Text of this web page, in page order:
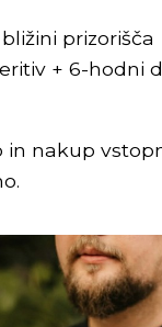
prizorišča
+ 6-hodni
in nakup